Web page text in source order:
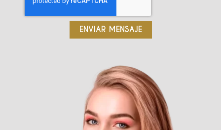
ENVIAR MENSAJE